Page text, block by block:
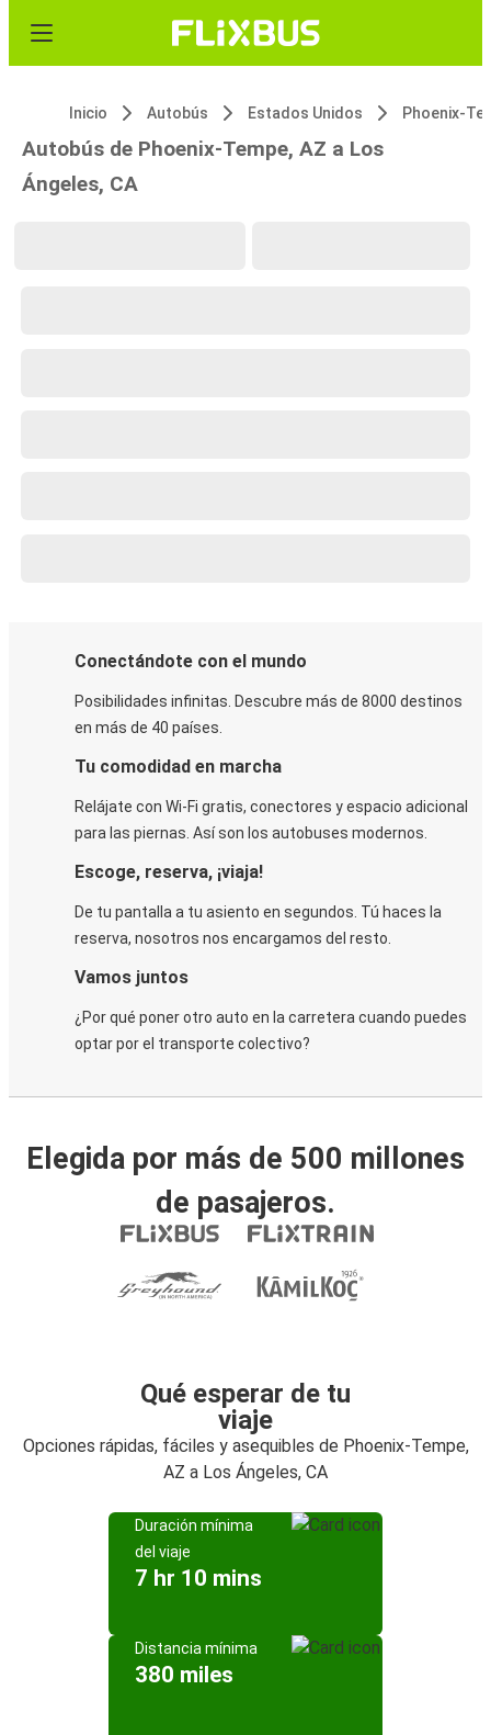
Inicio Autobús Estados Unidos Phoenix-
Autobús de Phoenix-Tempe, AZ a Los
Ángeles, CA
Conectándote con el mundo
Posibilidades infinitas. Descubre más de 8000 destinos
en más de 40 países.
Tu comodidad en marcha
Relájate con Wi-Fi gratis, conectores y espacio adicional
para las piernas. Así son los autobuses modernos.
Escoge, reserva, ¡viaja!
De tu pantalla a tu asiento en segundos. Tú haces la
reserva, nosotros nos encargamos del resto.
Vamos juntos
¿Por qué poner otro auto en la carretera cuando puedes
optar por el transporte colectivo?
Elegida por más de 500 millones
de pasajeros.
Qué esperar de tu
viaje
Opciones rápidas, fáciles y asequibles de Phoenix-Tempe,
AZ a Los Ángeles, CA
Duración mínima
del viaje
7 hr 10 mins
Distancia mínima
380 miles